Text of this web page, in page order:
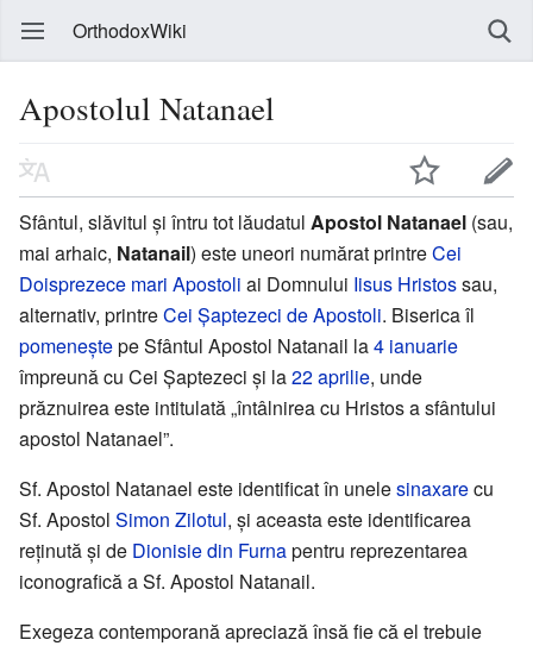
OrthodoxWiki
Apostolul Natanael
Sfântul, slăvitul și întru tot lăudatul Apostol Natanael (sau,
mai arhaic, Natanail) este uneori numărat printreCei
Doisprezece mari Apostoli ai Domnului Iisus Hristossau,
alternativ, printreCei Șaptezeci de Apostoli. Biserica îl
pomeneștepe Sfântul Apostol Natanail la4 ianuarie
împreună cu Cei Șaptezeci și la22 aprilie, unde
prăznuirea este intitulată „întâlnirea cu Hristos a sfântului
apostol Natanael”.
Sf. Apostol Natanael este identificat în unelesinaxarecu
Sf. Apostol Simon Zilotul, și aceasta este identificarea
reținută și de Dionisie din Furnapentru reprezentarea
iconografică a Sf. Apostol Natanail.
Exegeza contemporană apreciază însă fie că el trebuie